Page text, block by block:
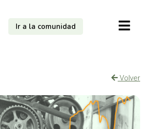
Ir a la comunidad
Volver